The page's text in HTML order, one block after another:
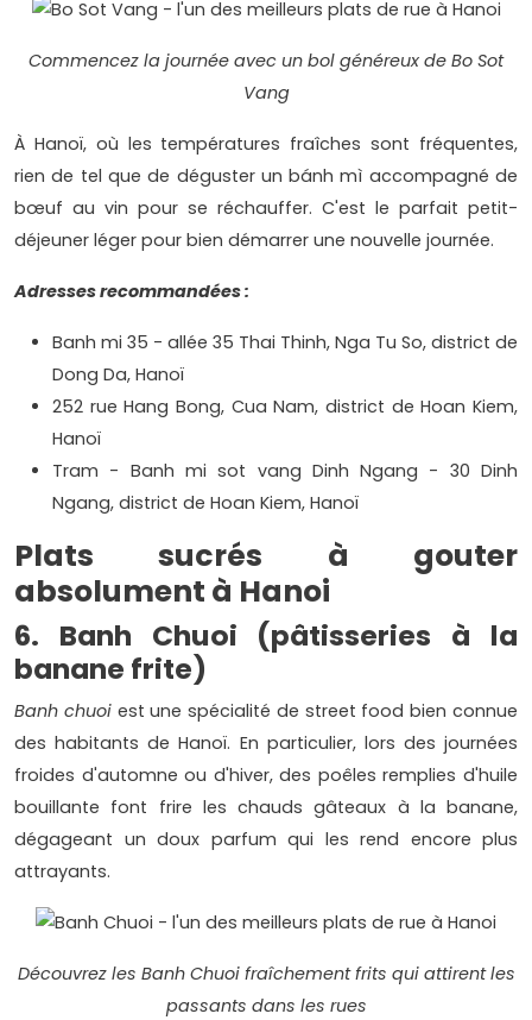
Commencez la journée avec un bol généreux de Bo Sot
Vang
À Hanoï, où les températures fraîches sont fréquentes,
rien de tel que de déguster un bánh mì accompagné de
bœuf au vin pour se réchauffer. C'est le parfait petit-
déjeuner léger pour bien démarrer une nouvelle journée.
Adresses recommandées :
Banh mi 35 - allée 35 Thai Thinh, Nga Tu So, district de
Dong Da, Hanoï
252 rue Hang Bong, Cua Nam, district de Hoan Kiem,
Hanoï
Tram - Banh mi sot vang Dinh Ngang - 30 Dinh
Ngang, district de Hoan Kiem, Hanoï
Plats sucrés à gouter
absolument à Hanoi
6. Banh Chuoi (pâtisseries à la
banane frite)
Banh chuoiest une spécialité de street food bien connue
des habitants de Hanoï. En particulier, lors des journées
froides d'automne ou d'hiver, des poêles remplies d'huile
bouillante font frire les chauds gâteaux à la banane,
dégageant un doux parfum qui les rend encore plus
attrayants.
Découvrez les Banh Chuoi fraîchement frits qui attirent les
passants dans les rues